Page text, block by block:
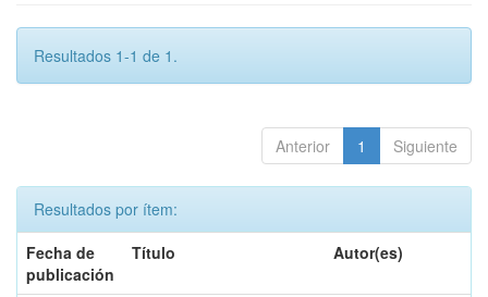
Resultados 1-1 de 1.
Anterior 1 Siguiente
Resultados por ítem:
Fecha de
publicación
Título Autor(es)